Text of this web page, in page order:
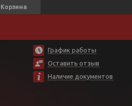
Корзина
График работы
Оставить отзыв
Наличие документов